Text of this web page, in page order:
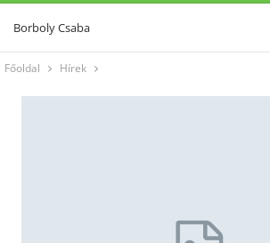
Borboly Csaba
Főoldal Hírek